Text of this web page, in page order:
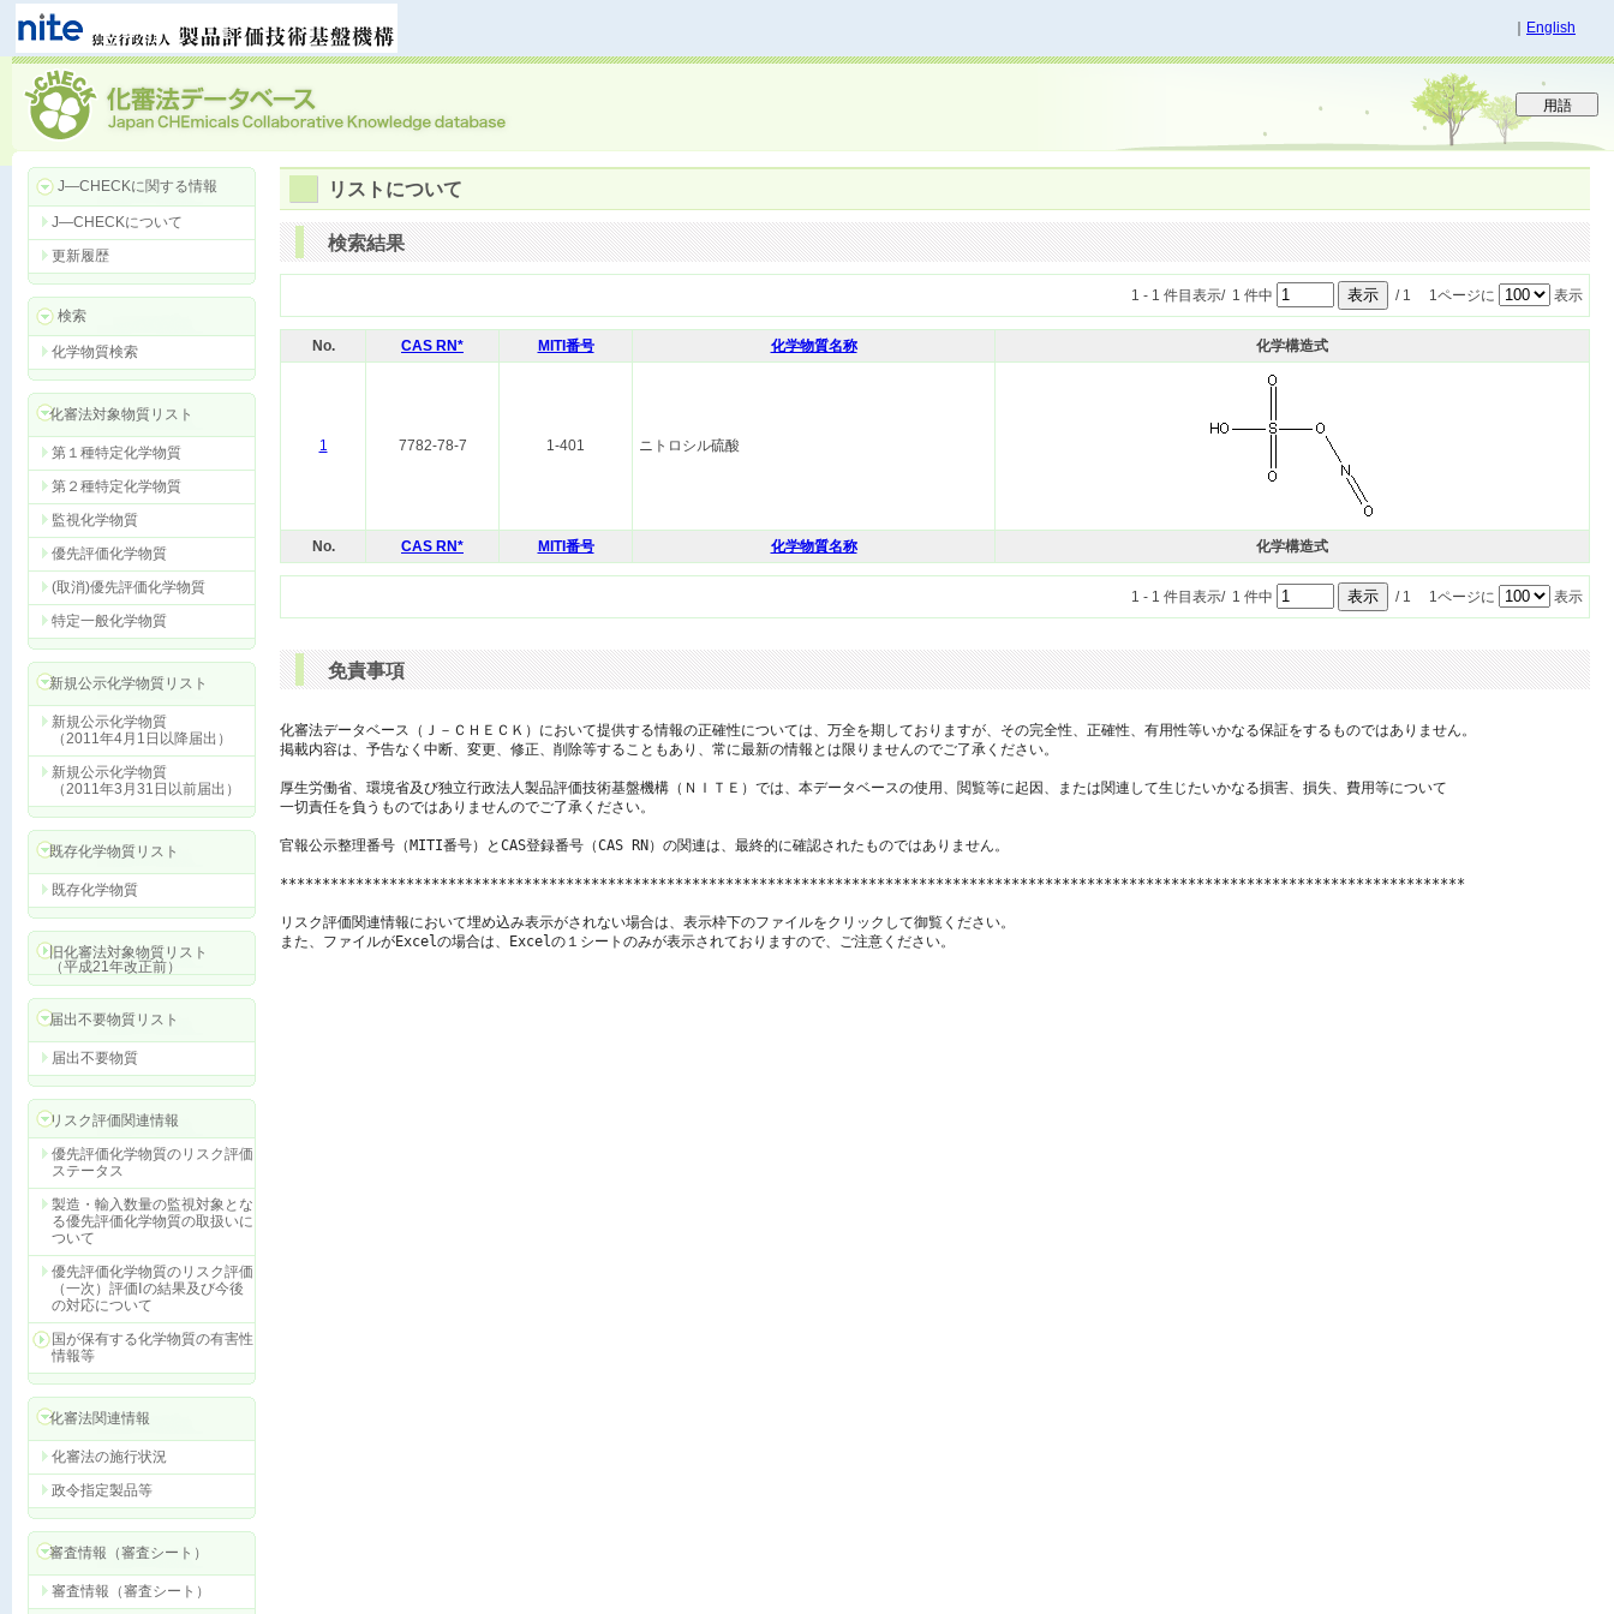
English
J―CHECKに関する情報
J―CHECKについて
更新履歴
検索
化学物質検索
化審法対象物質リスト
第１種特定化学物質
第２種特定化学物質
監視化学物質
優先評価化学物質
(取消)優先評価化学物質
特定一般化学物質
新規公示化学物質リスト
新規公示化学物質
（2011年4月1日以降届出）
新規公示化学物質
（2011年3月31日以前届出）
既存化学物質リスト
既存化学物質
旧化審法対象物質リスト
（平成21年改正前）
届出不要物質リスト
届出不要物質
リスク評価関連情報
優先評価化学物質のリスク評価
ステータス
製造・輸入数量の監視対象とな
る優先評価化学物質の取扱いに
ついて
優先評価化学物質のリスク評価
（一次）評価Ⅰの結果及び今後
の対応について
国が保有する化学物質の有害性
情報等
化審法関連情報
化審法の施行状況
政令指定製品等
審査情報（審査シート）
審査情報（審査シート）
リストについて
検索結果
1 - 1 件目表示/ 1 件中 / 1 1ページに 表示
No. CAS RN* MITI番号 化学物質名称 化学構造式
1 7782-78-7 1-401 ニトロシル硫酸
No. CAS RN* MITI番号 化学物質名称 化学構造式
1 - 1 件目表示/ 1 件中 / 1 1ページに 表示
免責事項
化審法データベース（Ｊ－ＣＨＥＣＫ）において提供する情報の正確性については、万全を期しておりますが、その完全性、正確性、有用性等いかなる保証をするものではありません。
掲載内容は、予告なく中断、変更、修正、削除等することもあり、常に最新の情報とは限りませんのでご了承ください。
厚生労働省、環境省及び独立行政法人製品評価技術基盤機構（ＮＩＴＥ）では、本データベースの使用、閲覧等に起因、または関連して生じたいかなる損害、損失、費用等について
一切責任を負うものではありませんのでご了承ください。
官報公示整理番号（MITI番号）とCAS登録番号（CAS RN）の関連は、最終的に確認されたものではありません。
*********************************************************************************************************************************************
リスク評価関連情報において埋め込み表示がされない場合は、表示枠下のファイルをクリックして御覧ください。
また、ファイルがExcelの場合は、Excelの１シートのみが表示されておりますので、ご注意ください。